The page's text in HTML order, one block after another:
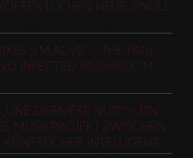
NEUE SINGLE
„I’M ALIVE“ – THE PAUL
INFECTED MUSHROOM
DERNIÈRE NUIT“ – EIN
MUSIKPROJEKT ZWISCHEN
INTELLIGENZ